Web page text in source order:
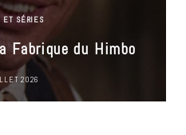
ET SÉRIES
Fabrique du Himbo
2026